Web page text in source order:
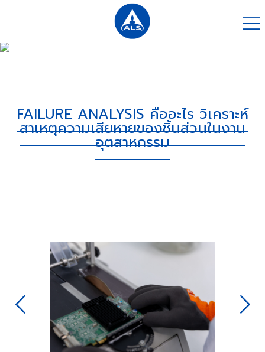
FAILURE ANALYSIS คืออะไร วิเคราะห์
สาเหตุความเสียหายของชิ้นส่วนในงาน
อุตสาหกรรม
Next